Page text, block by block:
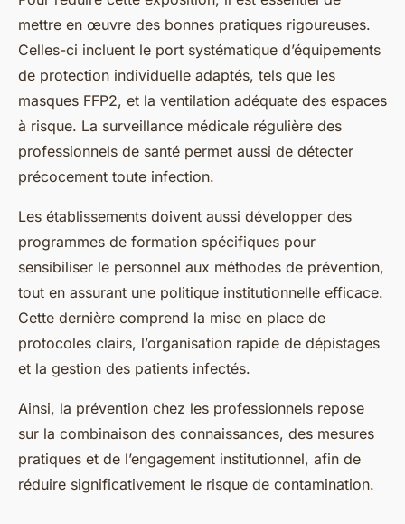
mettre en œuvre des bonnes pratiques rigoureuses.
Celles-ci incluent le port systématique d’équipements
de protection individuelle adaptés, tels que les
masques FFP2, et la ventilation adéquate des espaces
à risque. La surveillance médicale régulière des
professionnels de santé permet aussi de détecter
précocement toute infection.
Les établissements doivent aussi développer des
programmes de formation spécifiques pour
sensibiliser le personnel aux méthodes de prévention,
tout en assurant une politique institutionnelle efficace.
Cette dernière comprend la mise en place de
protocoles clairs, l’organisation rapide de dépistages
et la gestion des patients infectés.
Ainsi, la prévention chez les professionnels repose
sur la combinaison des connaissances, des mesures
pratiques et de l’engagement institutionnel, afin de
réduire significativement le risque de contamination.